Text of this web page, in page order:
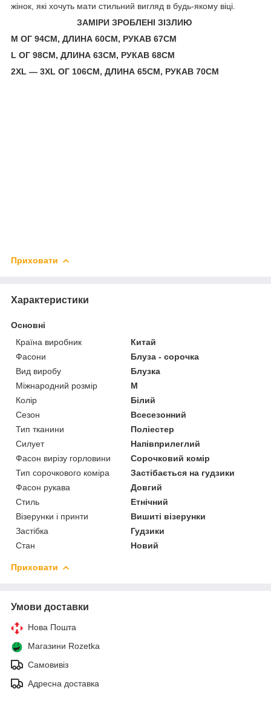
жінок, які хочуть мати стильний вигляд в будь-якому віці.
ЗАМІРИ ЗРОБЛЕНІ ЗІЗЛИЮ
М ОГ 94СМ, ДЛИНА 60СМ, РУКАВ 67СМ
L ОГ 98СМ, ДЛИНА 63СМ, РУКАВ 68СМ
2XL — 3XL ОГ 106СМ, ДЛИНА 65СМ, РУКАВ 70СМ
Приховати
Характеристики
Основні
Країна виробник
Китай
Фасони
Блуза - сорочка
Вид виробу
Блузка
Міжнародний розмір
M
Колір
Білий
Сезон
Всесезонний
Тип тканини
Поліестер
Силует
Напівприлеглий
Фасон вирізу горловини
Сорочковий комір
Тип сорочкового коміра
Застібається на гудзики
Фасон рукава
Довгий
Стиль
Етнічний
Візерунки і принти
Вишиті візерунки
Застібка
Гудзики
Стан
Новий
Приховати
Умови доставки
Нова Пошта
Магазини Rozetka
Самовивіз
Адресна доставка